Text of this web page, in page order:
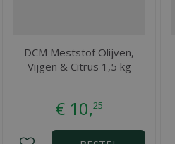
DCM Meststof Olijven,
Vijgen & Citrus 1,5 kg
€ 10,25